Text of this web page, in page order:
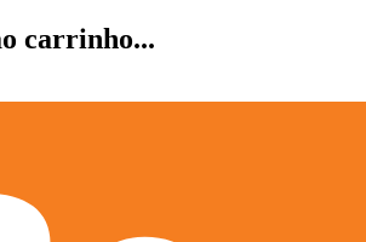
carrinho...